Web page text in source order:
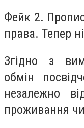
Фейк 2.
права. Тепер
Згідно з
обмін
незалежно
проживання